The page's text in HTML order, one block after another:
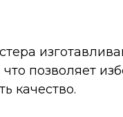
позволяет
качество.